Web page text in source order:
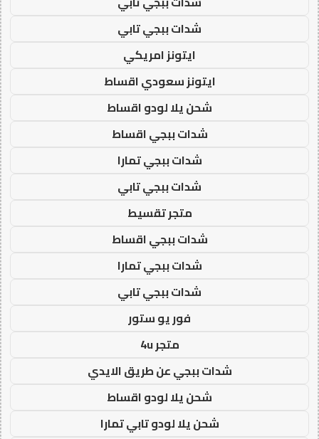
شدات ببجي تابي
ايتونز امريكي
ايتونز سعودي اقساط
شحن يلا لودو اقساط
شدات ببجي اقساط
شدات ببجي تمارا
شدات ببجي تابي
متجر تقسيط
شدات ببجي اقساط
شدات ببجي تمارا
شدات ببجي تابي
فور يو ستور
متجر 4u
شدات ببجي عن طريق الايدي
شحن يلا لودو اقساط
شحن يلا لودو تابي تمارا